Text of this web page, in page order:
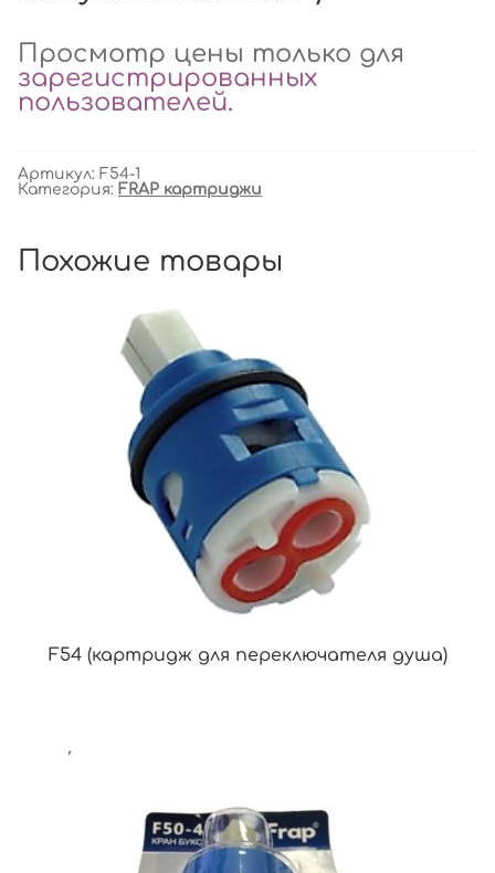
Просмотр цены только для
зарегистрированных
пользователей.
Артикул: F54-1
Категория: FRAP картриджи
Похожие товары
F54 (картридж для переключателя душа)